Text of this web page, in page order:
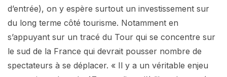
d’entrée), on y espère surtout un investissement sur
du long terme côté tourisme. Notamment en
s’appuyant sur un tracé du Tour qui se concentre sur
le sud de la France qui devrait pousser nombre de
spectateurs à se déplacer. « Il y a un véritable enjeu